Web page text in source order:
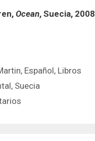
Ocean, Suecia, 2008
, Español, Libros
, Suecia